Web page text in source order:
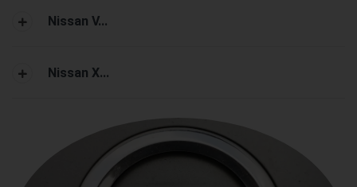
Nissan V...
Nissan X...